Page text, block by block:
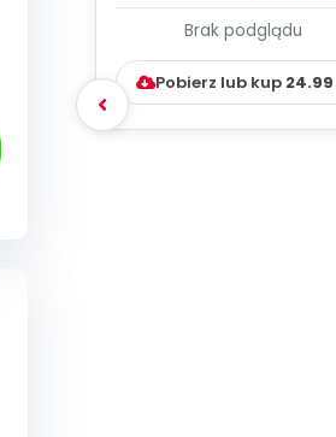
WYCHOWAWCZO –
DYDAKTYC...
Brak podglądu
Pobierz lub kup 24.99